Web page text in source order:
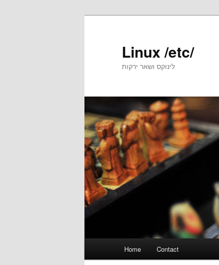
Linux /etc/
לינוקס ושאר ירקות
Home Contact